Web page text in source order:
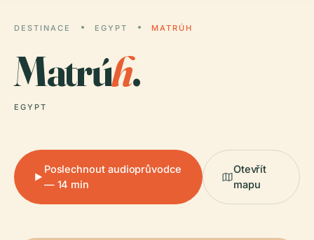
DESTINACE EGYPT MATRÚH
Matrúh.
EGYPT
Poslechnout audioprůvodce
— 14 min
Otevřít
mapu